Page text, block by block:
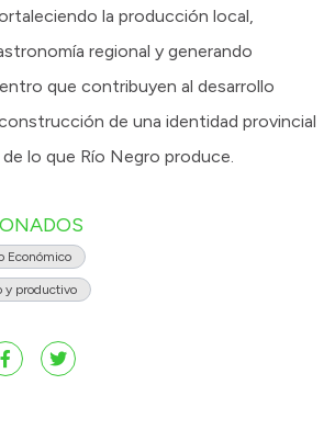
la producción local,
regional y generando
que contribuyen al desarrollo
de una identidad provincial
de lo que Río Negro produce.
Económico
y productivo